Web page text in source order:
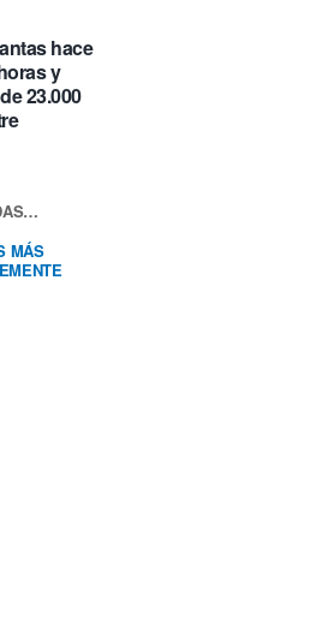
hace
y
23.000
MÁS